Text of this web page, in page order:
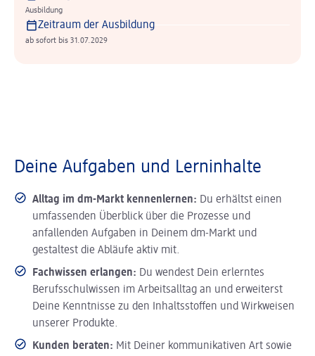
Ausbildung
Zeitraum der Ausbildung
ab sofort bis 31.07.2029
Deine Aufgaben und Lerninhalte
Alltag im dm-Markt kennenlernen: Du erhältst einen
umfassenden Überblick über die Prozesse und
anfallenden Aufgaben in Deinem dm-Markt und
gestaltest die Abläufe aktiv mit.
Fachwissen erlangen: Du wendest Dein erlerntes
Berufsschulwissen im Arbeitsalltag an und erweiterst
Deine Kenntnisse zu den Inhaltsstoffen und Wirkweisen
unserer Produkte.
Kunden beraten: Mit Deiner kommunikativen Art sowie